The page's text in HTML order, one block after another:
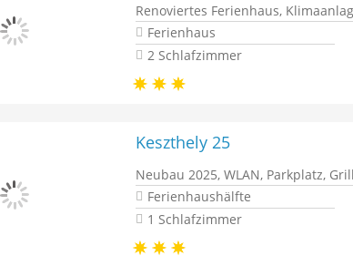
Renoviertes Ferienhaus,
Ferienhaus
2 Schlafzimmer
Keszthely 25
Neubau 2025, WLAN, Parkplatz,
Ferienhaushälfte
1 Schlafzimmer